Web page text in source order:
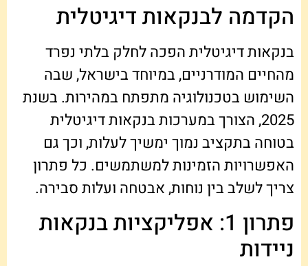
הקדמה לבנקאות דיגיטלית
בנקאות דיגיטלית הפכה לחלק בלתי נפרד
מהחיים המודרניים, במיוחד בישראל, שבה
השימוש בטכנולוגיה מתפתח במהירות. בשנת
2025, הצורך במערכות בנקאות דיגיטלית
בטוחה בתקציב נמוך ימשיך לעלות, וכך גם
האפשרויות הזמינות למשתמשים. כל פתרון
צריך לשלב בין נוחות, אבטחה ועלות סבירה.
פתרון 1: אפליקציות בנקאות
ניידות